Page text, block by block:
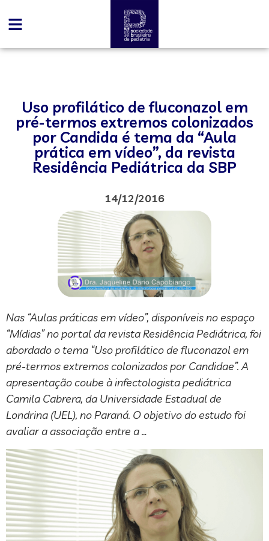
Uso profilático de fluconazol em
pré-termos extremos colonizados
por Candida é tema da “Aula
prática em vídeo”, da revista
Residência Pediátrica da SBP
14/12/2016
Nas “Aulas práticas em vídeo”, disponíveis no espaço
“Mídias” no portal da revista Residência Pediátrica, foi
abordado o tema “Uso profilático de fluconazol em
pré-termos extremos colonizados por Candidae”. A
apresentação coube à infectologista pediátrica
Camila Cabrera, da Universidade Estadual de
Londrina (UEL), no Paraná. O objetivo do estudo foi
avaliar a associação entre a …